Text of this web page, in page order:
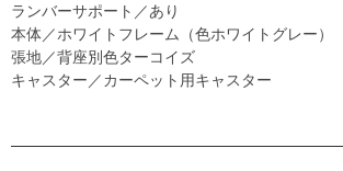
ランバーサポート／あり
本体／ホワイトフレーム（色ホワイトグレー）
張地／背座別色ターコイズ
キャスター／カーペット用キャスター